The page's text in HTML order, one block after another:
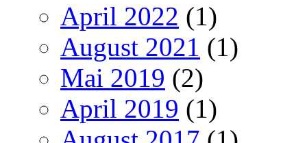
April 2022 (1)
August 2021 (1)
Mai 2019 (2)
April 2019 (1)